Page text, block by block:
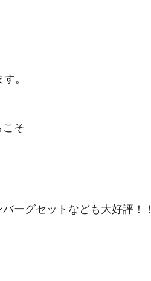
。
そ
ーグセットなども大好評！！